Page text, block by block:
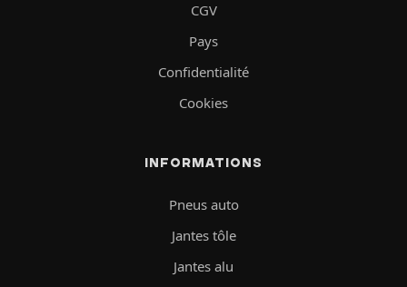
CGV
Pays
Confidentialité
Cookies
INFORMATIONS
Pneus auto
Jantes tôle
Jantes alu